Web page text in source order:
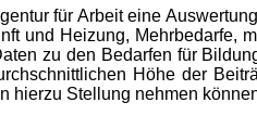
für Arbeit eine
und Heizung, Mehrbedarfe,
zu den Bedarfen für
Höhe der
hierzu Stellung nehmen